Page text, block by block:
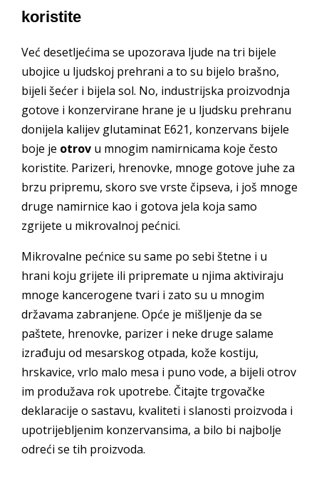
koristite
Već desetljećima se upozorava ljude na tri bijele
ubojice u ljudskoj prehrani a to su bijelo brašno,
bijeli šećer i bijela sol. No, industrijska proizvodnja
gotove i konzervirane hrane je u ljudsku prehranu
donijela kalijev glutaminat E621, konzervans bijele
boje je otrov u mnogim namirnicama koje često
koristite. Parizeri, hrenovke, mnoge gotove juhe za
brzu pripremu, skoro sve vrste čipseva, i još mnoge
druge namirnice kao i gotova jela koja samo
zgrijete u mikrovalnoj pećnici.
Mikrovalne pećnice su same po sebi štetne i u
hrani koju grijete ili pripremate u njima aktiviraju
mnoge kancerogene tvari i zato su u mnogim
državama zabranjene. Opće je mišljenje da se
paštete, hrenovke, parizer i neke druge salame
izrađuju od mesarskog otpada, kože kostiju,
hrskavice, vrlo malo mesa i puno vode, a bijeli otrov
im produžava rok upotrebe. Čitajte trgovačke
deklaracije o sastavu, kvaliteti i slanosti proizvoda i
upotrijebljenim konzervansima, a bilo bi najbolje
odreći se tih proizvoda.